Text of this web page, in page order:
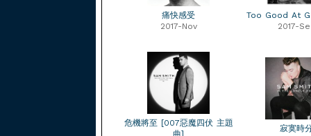
痛快感受
2017-Nov
Too Good At
2017-
危機將至 [007惡魔四伏 主題
曲]
寂寞時